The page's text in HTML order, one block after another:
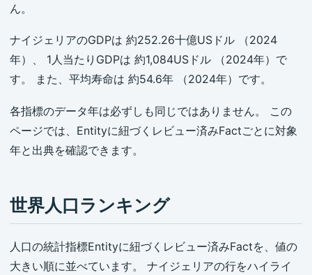
ん。
ナイジェリアのGDPは 約252.26十億USドル （2024
年）、 1人当たりGDPは 約1,084USドル （2024年）で
す。 また、平均寿命は 約54.6年 （2024年）です。
各指標のデータ年は必ずしも同じではありません。 この
ページでは、Entityに紐づくレビュー済みFactごとに対象
年と出典を確認できます。
世界人口ランキング
人口の統計指標Entityに紐づくレビュー済みFactを、値の
大きい順に並べています。 ナイジェリアの行をハイライ